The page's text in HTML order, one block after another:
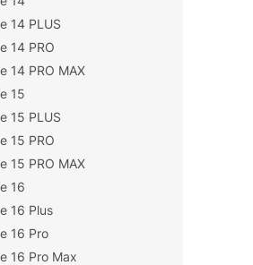
14 PLUS
14 PRO
14 PRO MAX
15
15 PLUS
15 PRO
15 PRO MAX
16
16 Plus
16 Pro
16 Pro Max